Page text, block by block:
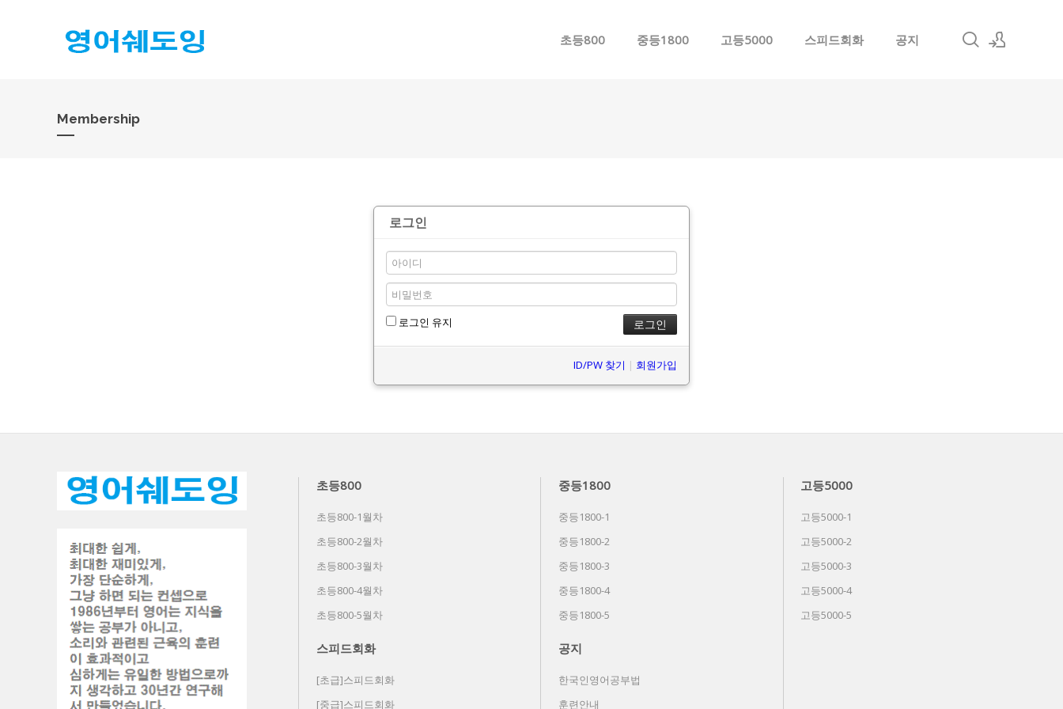
초등800 중등1800 고등5000 스피드회화 공지
Membership
로그인
로그인 유지
ID/PW 찾기 | 회원가입
초등800
초등800-1월차
초등800-2월차
초등800-3월차
초등800-4월차
초등800-5월차
중등1800
중등1800-1
중등1800-2
중등1800-3
중등1800-4
중등1800-5
고등5000
고등5000-1
고등5000-2
고등5000-3
고등5000-4
고등5000-5
스피드회화
[초급]스피드회화
[중급]스피드회화
공지
한국인영어공부법
훈련안내